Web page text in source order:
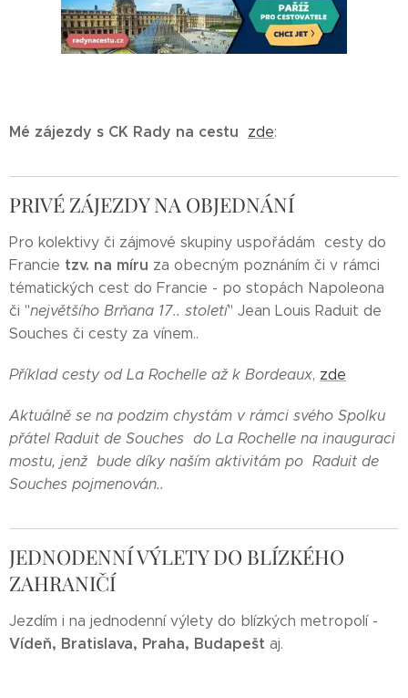
Mé zájezdy s CK Rady na cestu zde:
PRIVÉ ZÁJEZDY NA OBJEDNÁNÍ
Pro kolektivy či zájmové skupiny uspořádám cesty do
Francie tzv. na míru za obecným poznáním či v rámci
tématických cest do Francie - po stopách Napoleona
či "největšího Brňana 17.. století" Jean Louis Raduit de
Souches či cesty za vínem..
Příklad cesty od La Rochelle až k Bordeaux, zde
Aktuálně se na podzim chystám v rámci svého Spolku
přátel Raduit de Souches do La Rochelle na inauguraci
mostu, jenž bude díky naším aktivitám po Raduit de
Souches pojmenován..
JEDNODENNÍ VÝLETY DO BLÍZKÉHO
ZAHRANIČÍ
Jezdím i na jednodenní výlety do blízkých metropolí -
Vídeň, Bratislava, Praha, Budapešt aj.